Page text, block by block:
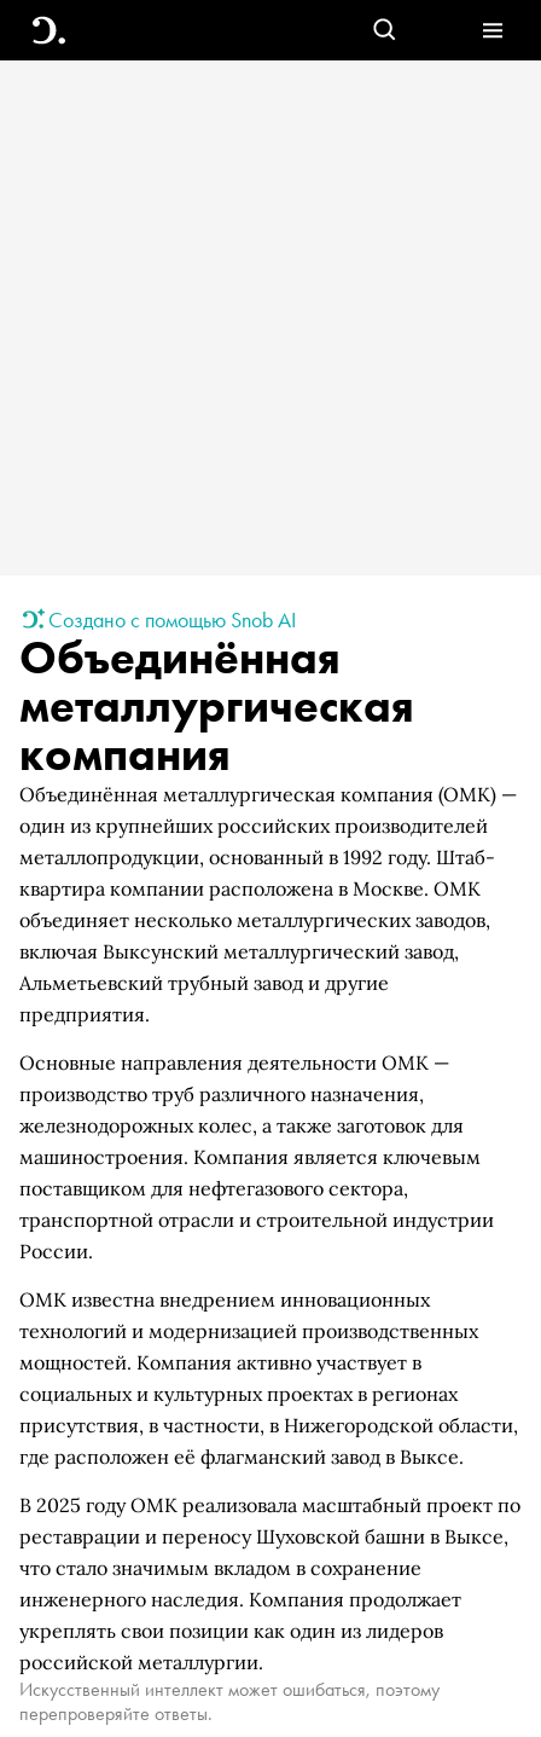
Создано с помощью Snob AI
Объединённая
металлургическая
компания
Объединённая металлургическая компания (ОМК) —
один из крупнейших российских производителей
металлопродукции, основанный в 1992 году. Штаб-
квартира компании расположена в Москве. ОМК
объединяет несколько металлургических заводов,
включая Выксунский металлургический завод,
Альметьевский трубный завод и другие
предприятия.
Основные направления деятельности ОМК —
производство труб различного назначения,
железнодорожных колес, а также заготовок для
машиностроения. Компания является ключевым
поставщиком для нефтегазового сектора,
транспортной отрасли и строительной индустрии
России.
ОМК известна внедрением инновационных
технологий и модернизацией производственных
мощностей. Компания активно участвует в
социальных и культурных проектах в регионах
присутствия, в частности, в Нижегородской области,
где расположен её флагманский завод в Выксе.
В 2025 году ОМК реализовала масштабный проект по
реставрации и переносу Шуховской башни в Выксе,
что стало значимым вкладом в сохранение
инженерного наследия. Компания продолжает
укреплять свои позиции как один из лидеров
российской металлургии.
Искусственный интеллект может ошибаться, поэтому
перепроверяйте ответы.